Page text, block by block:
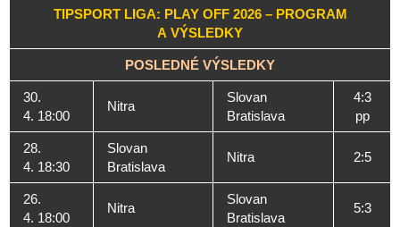
TIPSPORT LIGA: PLAY OFF 2026 – PROGRAM
A VÝSLEDKY
POSLEDNÉ VÝSLEDKY
30.
4. 18:00
Nitra
Slovan
Bratislava
4:3
pp
28.
4. 18:30
Slovan
Bratislava
Nitra 2:5
26.
4. 18:00
Nitra
Slovan
Bratislava
5:3